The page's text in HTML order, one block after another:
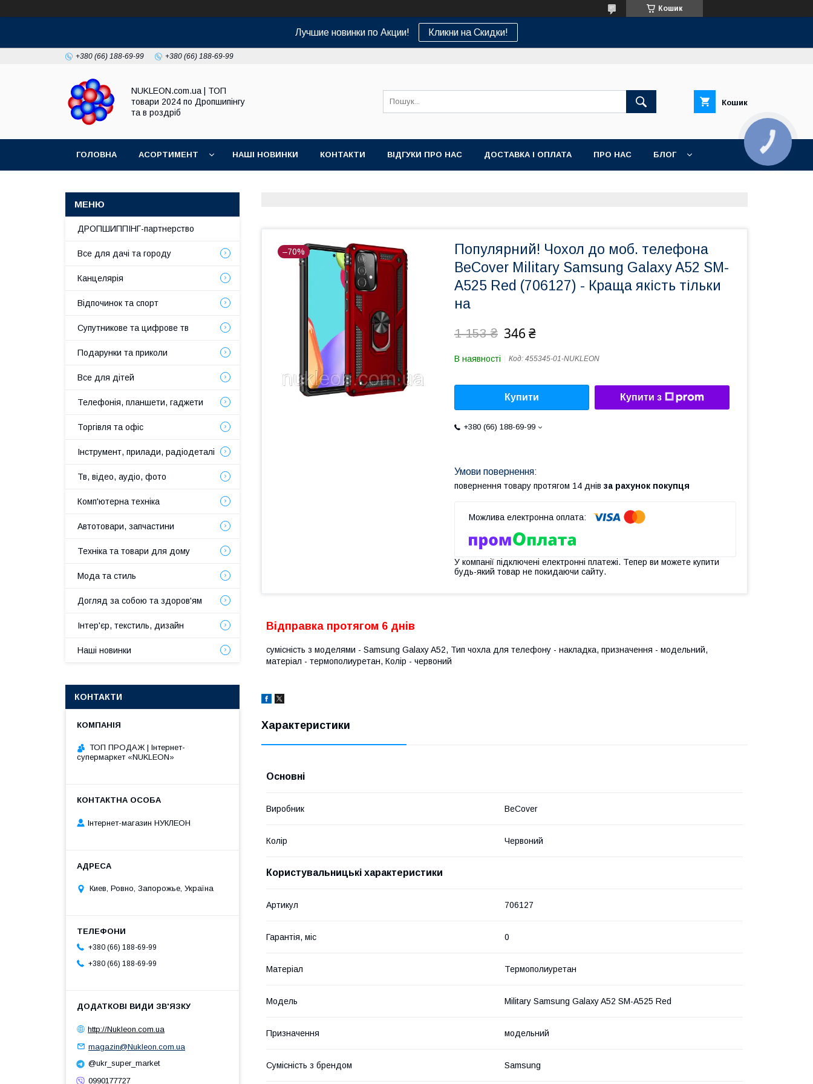
Кошик
Лучшие новинки по Акции! Кликни на Скидки!
+380 (66) 188-69-99 +380 (66) 188-69-99
NUKLEON.com.ua | ТОП
товари 2024 по Дропшипінгу
та в роздріб
Кошик
ГОЛОВНА АСОРТИМЕНТ НАШІ НОВИНКИ КОНТАКТИ ВІДГУКИ ПРО НАС ДОСТАВКА І ОПЛАТА ПРО НАС БЛОГ
–70%
Популярний! Чохол до моб. телефона
BeCover Military Samsung Galaxy A52 SM-
A525 Red (706127) - Краща якість тільки
на
1 153 ₴ 346 ₴
В наявності Код: 455345-01-NUKLEON
Купити Купити з
+380 (66) 188-69-99
повернення товару протягом 14 днів за рахунок покупця
У компанії підключені електронні платежі. Тепер ви можете купити
будь-який товар не покидаючи сайту.
Відправка протягом 6 днів
сумісність з моделями - Samsung Galaxy A52, Тип чохла для телефону - накладка, призначення - модельний,
матеріал - термополиуретан, Колір - червоний
Характеристики
Основні
Виробник BeCover
Колір Червоний
Користувальницькі характеристики
Артикул 706127
Гарантія, міс 0
Матеріал Термополиуретан
Мoдель Military Samsung Galaxy A52 SM-A525 Red
Призначення модельний
Сумісність з брендом Samsung
ДРОПШИППІНГ-партнерство
Все для дачі та городу
Канцелярія
Відпочинок та спорт
Супутникове та цифрове тв
Подарунки та приколи
Все для дітей
Телефонія, планшети, гаджети
Торгівля та офіс
Інструмент, прилади, радіодеталі
Тв, відео, аудіо, фото
Комп'ютерна техніка
Автотовари, запчастини
Техніка та товари для дому
Мода та стиль
Догляд за собою та здоров'ям
Інтер'єр, текстиль, дизайн
Наші новинки
КОНТАКТИ
ТОП ПРОДАЖ | Інтернет-
супермаркет «NUKLEON»
Інтернет-магазин НУКЛЕОН
Киев, Ровно, Запорожье, Україна
+380 (66) 188-69-99
+380 (66) 188-69-99
http://Nukleon.com.ua
magazin@Nukleon.com.ua
@ukr_super_market
0990177727
КНОПКА
ЗВ'ЯЗКУ